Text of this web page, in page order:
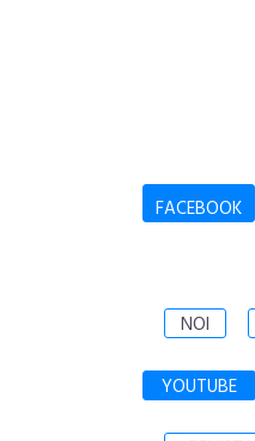
FACEBOOK
NOI
YOUTUBE